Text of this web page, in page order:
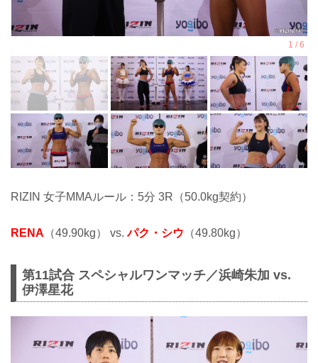
RIZIN 女子MMAルール：5分 3R（50.0kg契約）
RENA （49.90kg） vs.パク・シウ （49.80kg）
第11試合 スペシャルワンマッチ／浜崎朱加 vs.
伊澤星花